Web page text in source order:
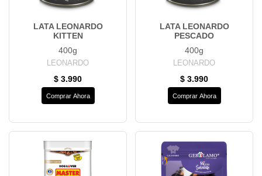
LATA LEONARDO
KITTEN
400g
LEONARDO
$ 3.990
Comprar Ahora
LATA LEONARDO
PESCADO
400g
LEONARDO
$ 3.990
Comprar Ahora